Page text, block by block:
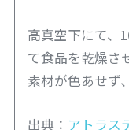
高真空下にて、
て食品を乾燥さ
素材が色あせず
出典： アトラス